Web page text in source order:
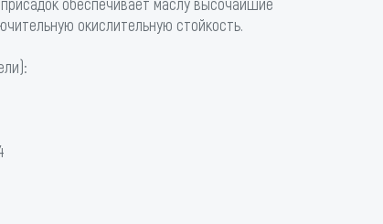
окислительную стойкость.